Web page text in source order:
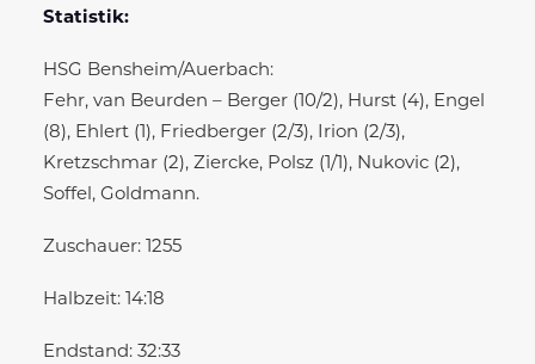
Statistik:
HSG Bensheim/Auerbach:
Fehr, van Beurden – Berger (10/2), Hurst (4), Engel
(8), Ehlert (1), Friedberger (2/3), Irion (2/3),
Kretzschmar (2), Ziercke, Polsz (1/1), Nukovic (2),
Soffel, Goldmann.
Zuschauer: 1255
Halbzeit: 14:18
Endstand: 32:33